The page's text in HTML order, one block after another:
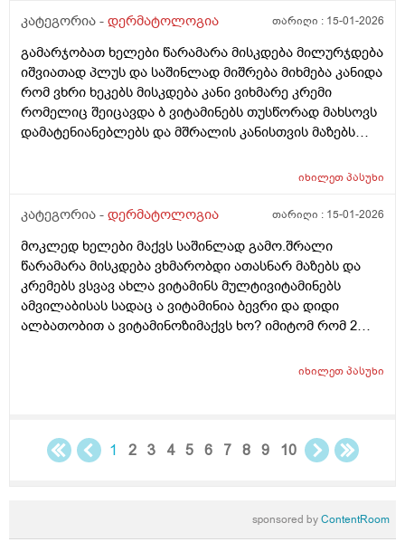
კატეგორია - დერმატოლოგია თარიღი : 15-01-2026
გამარჯობათ ხელები წარამარა მისკდება მილურჯდება
იშვიათად პლუს და საშინლად მიშრება მიხმება კანიდა
რომ ვხრი ხეკებს მისკდება კანი ვიხმარე კრემი
რომელიც შეიცავდა ბ ვიტამინებს თუსწორად მახსოვს
დამატენიანებლებს და მშრალის კანისთვის მაზებს
გამომწვევი მიზეზები ხშირი ხელების ბანვის გარდა და
გამომწვევი მიზეზები ან რა სხვა დაავადებები
კრემი
იხილეთპასუხი
კატეგორია - დერმატოლოგია თარიღი : 15-01-2026
მოკლედ ხელები მაქვს საშინლად გამო.შრალი
წარამარა მისკდება ვხმარობდი ათასნარ მაზებს და
კრემებს ვსვავ ახლა ვიტამინს მულტივიტამინებს
ამვილაბისას სადაც ა ვიტამინია ბევრი და დიდი
ალბათობით ა ვიტამინოზიმაქვს ხო? იმიტომ რომ 2
დაბანვაზე მიუხეშდება და მისკდება შემდეგ და არის
იხილეთპასუხი
1 2 3 4 5 6 7 8 9 10
sponsored byContentRoom